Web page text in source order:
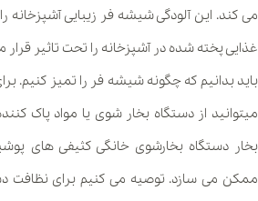
می کند. این آلودگی شیشه فر زیبایی آشپزخانه
غذایی پخته شده در آشپزخانه را تحت تاثیر
باید بدانیم که چگونه شیشه فر را تمیز کنیم.
میتوانید از دستگاه بخار شوی یا مواد پاک
بخار دستگاه بخارشوی خانگی کثیفی های
ممکن می سازد. توصیه می کنیم برای نظافت